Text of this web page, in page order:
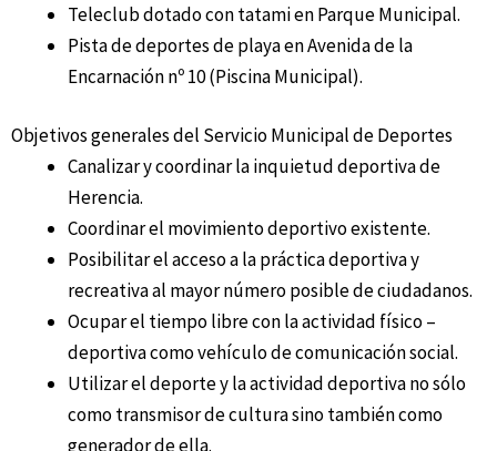
Teleclub dotado con tatami en Parque Municipal.
Pista de deportes de playa en Avenida de la
Encarnación nº 10 (Piscina Municipal).
Objetivos generales del Servicio Municipal de Deportes
Canalizar y coordinar la inquietud deportiva de
Herencia.
Coordinar el movimiento deportivo existente.
Posibilitar el acceso a la práctica deportiva y
recreativa al mayor número posible de ciudadanos.
Ocupar el tiempo libre con la actividad físico –
deportiva como vehículo de comunicación social.
Utilizar el deporte y la actividad deportiva no sólo
como transmisor de cultura sino también como
generador de ella.